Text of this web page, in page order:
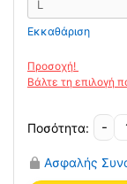
Εκκαθάριση
-
Ελαστική
Επιγονατίδα
Oppo
Ασφαλής